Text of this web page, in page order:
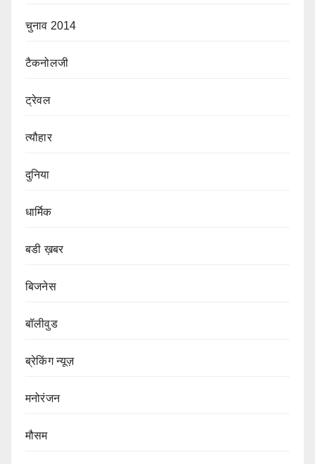
चुनाव 2014
टैकनोलजी
ट्रेवल
त्यौहार
दुनिया
धार्मिक
बडी ख़बर
बिजनेस
बॉलीवुड
ब्रेकिंग न्यूज़
मनोरंजन
मौसम